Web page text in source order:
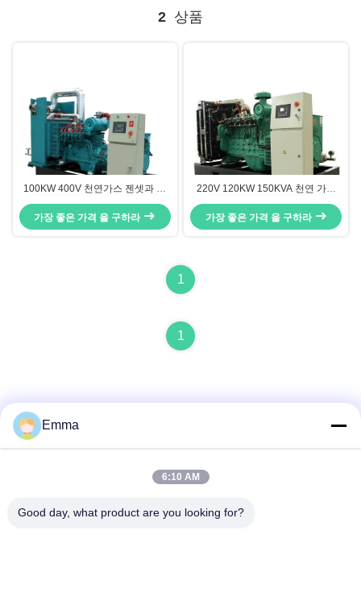
2 상품
100KW 400V 천연가스 젠셋과 수
냉각 변환 CUMMINS 엔진
가장 좋은 가격 을 구하라
220V 120KW 150KVA 천연 가스
발전기 세트, 연속 전력 천연 가스
발전기
가장 좋은 가격 을 구하라
1
1
주소
Emma
6:10 AM
Good day, what product are you looking for?